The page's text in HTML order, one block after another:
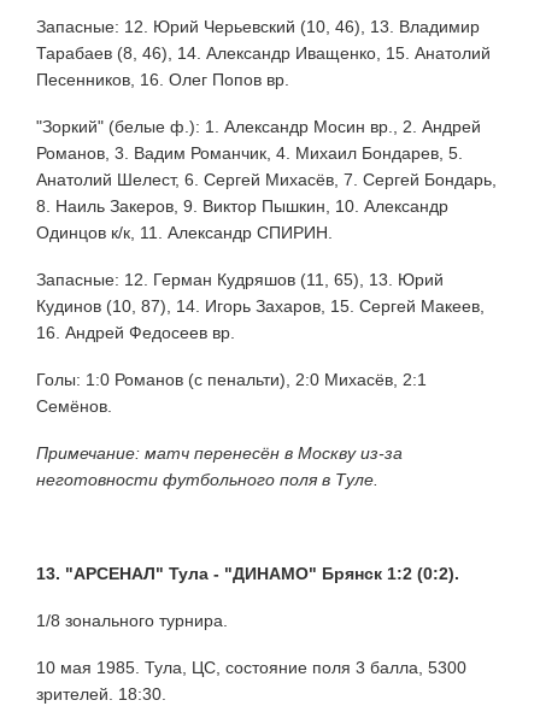
Запасные: 12. Юрий Черьевский (10, 46), 13. Владимир
Тарабаев (8, 46), 14. Александр Иващенко, 15. Анатолий
Песенников, 16. Олег Попов вр.
"Зоркий" (белые ф.): 1. Александр Мосин вр., 2. Андрей
Романов, 3. Вадим Романчик, 4. Михаил Бондарев, 5.
Анатолий Шелест, 6. Сергей Михасёв, 7. Сергей Бондарь,
8. Наиль Закеров, 9. Виктор Пышкин, 10. Александр
Одинцов к/к, 11. Александр СПИРИН.
Запасные: 12. Герман Кудряшов (11, 65), 13. Юрий
Кудинов (10, 87), 14. Игорь Захаров, 15. Сергей Макеев,
16. Андрей Федосеев вр.
Голы: 1:0 Романов (с пенальти), 2:0 Михасёв, 2:1
Семёнов.
Примечание: матч перенесён в Москву из-за
неготовности футбольного поля в Туле.
13. "АРСЕНАЛ" Тула - "ДИНАМО" Брянск 1:2 (0:2).
1/8 зонального турнира.
10 мая 1985. Тула, ЦС, состояние поля 3 балла, 5300
зрителей. 18:30.